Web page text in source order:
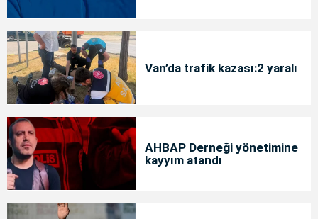
Van’da trafik kazası:2 yaralı
AHBAP Derneği yönetimine
kayyım atandı